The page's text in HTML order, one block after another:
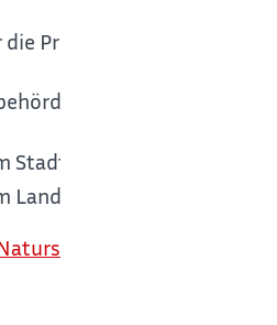
Prüfung des Antrags
ist,
Stadtkreis wohnen: die
Landkreis wohnen: das
[Landratsamt